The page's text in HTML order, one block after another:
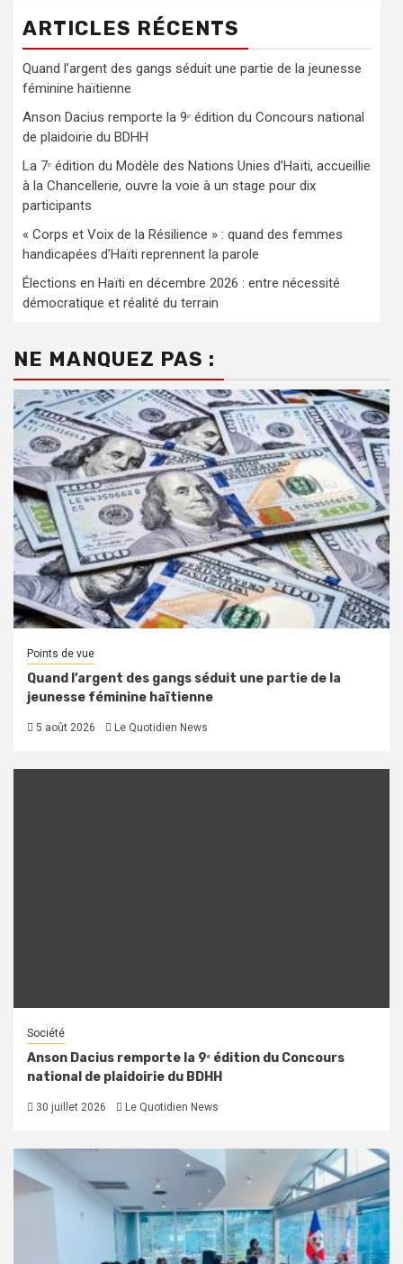
ARTICLES RÉCENTS
Quand l’argent des gangs séduit une partie de la jeunesse
féminine haïtienne
Anson Dacius remporte la 9ᵉ édition du Concours national
de plaidoirie du BDHH
La 7ᵉ édition du Modèle des Nations Unies d’Haïti, accueillie
à la Chancellerie, ouvre la voie à un stage pour dix
participants
« Corps et Voix de la Résilience » : quand des femmes
handicapées d’Haïti reprennent la parole
Élections en Haïti en décembre 2026 : entre nécessité
démocratique et réalité du terrain
NE MANQUEZ PAS :
Points de vue
Quand l’argent des gangs séduit une partie de la
jeunesse féminine haïtienne
5 août 2026 Le Quotidien News
Société
Anson Dacius remporte la 9ᵉ édition du Concours
national de plaidoirie du BDHH
30 juillet 2026 Le Quotidien News